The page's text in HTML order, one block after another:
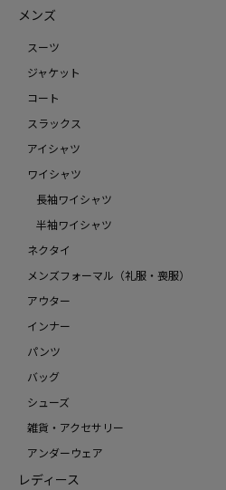
メンズ
スーツ
ジャケット
コート
スラックス
アイシャツ
ワイシャツ
長袖ワイシャツ
半袖ワイシャツ
ネクタイ
メンズフォーマル（礼服・喪服）
アウター
インナー
パンツ
バッグ
シューズ
雑貨・アクセサリー
アンダーウェア
レディース